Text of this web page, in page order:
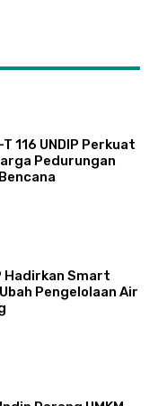
116 UNDIP Perkuat
Pedurungan
Hadirkan Smart
Pengelolaan Air